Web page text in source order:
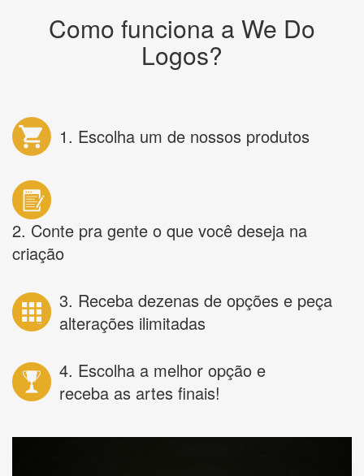
Como funciona a We Do
Logos?
1. Escolha um de nossos produtos
2. Conte pra gente o que você deseja na
criação
3. Receba dezenas de opções e peça
alterações ilimitadas
4. Escolha a melhor opção e
receba as artes finais!